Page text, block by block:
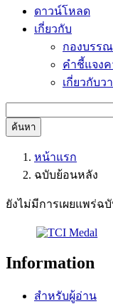
ดาวน์โหลด
เกี่ยวกับ
กองบรร
คำชี้แจง
เกี่ยวกับว
ค้นหา
หน้าแรก
ฉบับย้อนหลัง
ยังไม่มีการเผยแพร่ฉ
Information
สำหรับผู้อ่าน